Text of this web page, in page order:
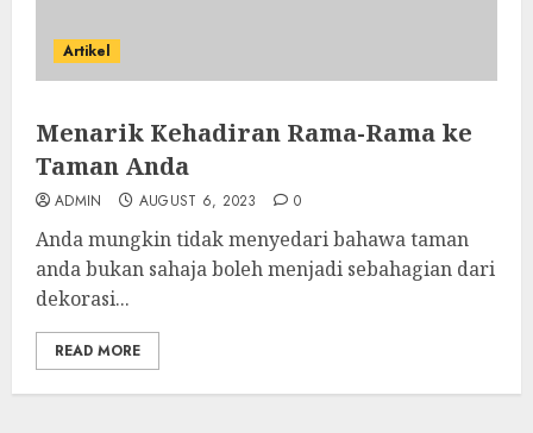
Artikel
Menarik Kehadiran Rama-Rama ke
Taman Anda
ADMIN AUGUST 6, 2023 0
Anda mungkin tidak menyedari bahawa taman
anda bukan sahaja boleh menjadi sebahagian dari
dekorasi...
READ MORE